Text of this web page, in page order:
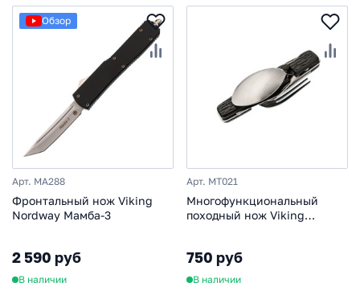
Обзор
Арт. MA288
Фронтальный нож Viking
Nordway Мамба-3
2 590 руб
В наличии
Арт. MT021
Многофункциональный
походный нож Viking
750 руб
В наличии